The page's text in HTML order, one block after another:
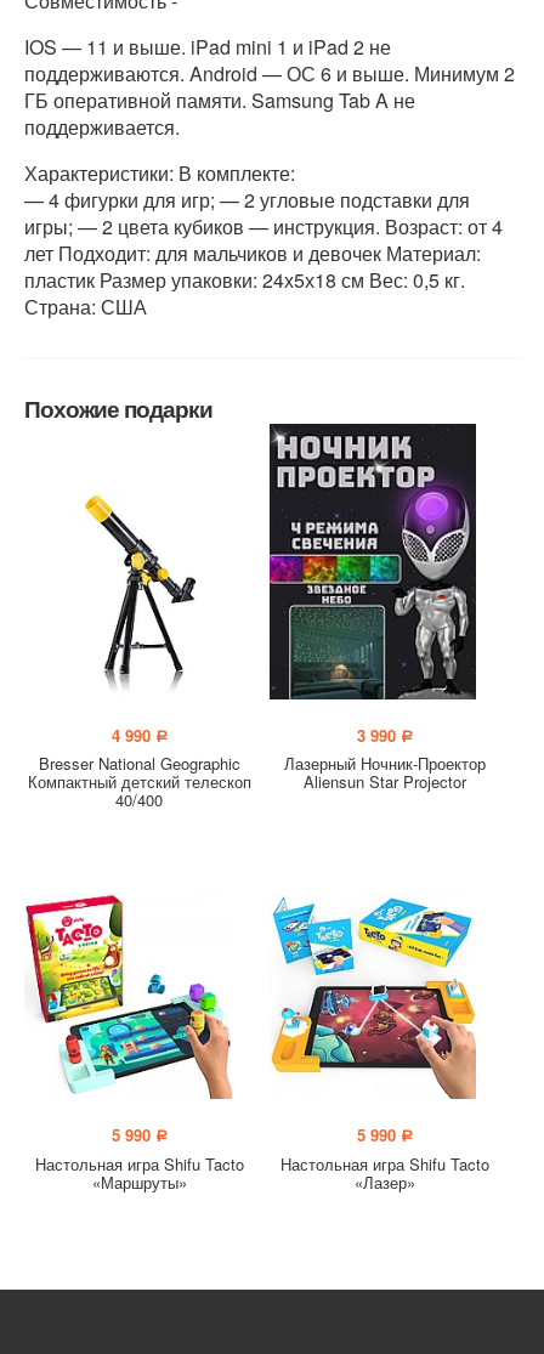
IOS — 11 и выше. iPad mini 1 и iPad 2 не
поддерживаются. Android — ОС 6 и выше. Минимум 2
ГБ оперативной памяти. Samsung Tab A не
поддерживается.
Характеристики: В комплекте:
— 4 фигурки для игр; — 2 угловые подставки для
игры; — 2 цвета кубиков — инструкция. Возраст: от 4
лет Подходит: для мальчиков и девочек Материал:
пластик Размер упаковки: 24х5х18 см Вес: 0,5 кг.
Страна: США
Похожие подарки
4 990 a
Bresser National Geographic
Компактный детский телескоп
40/400
3 990 a
Лазерный Ночник-Проектор
Aliensun Star Projector
5 990 a
Настольная игра Shifu Tacto
«Маршруты»
5 990 a
Настольная игра Shifu Tacto
«Лазер»